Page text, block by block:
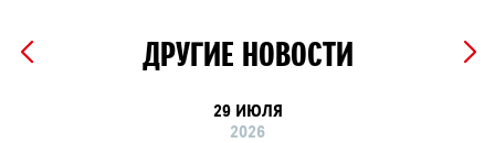
ДРУГИЕ НОВОСТИ
29 ИЮЛЯ
2026